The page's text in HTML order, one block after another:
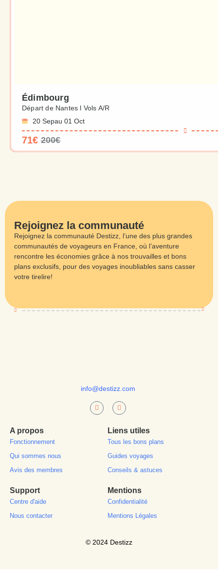
Édimbourg
Départ de Nantes l Vols A/R
20 Sepau 01 Oct
71€ 200€
Rejoignez la communauté
Rejoignez la communauté Destizz, l’une des plus grandes
communautés de voyageurs en France, où l’aventure
rencontre les économies grâce à nos trouvailles et bons
plans exclusifs, pour des voyages inoubliables sans casser
votre tirelire!
info@destizz.com
A propos
Fonctionnement
Qui sommes nous
Avis des membres
Liens utiles
Tous les bons plans
Guides voyages
Conseils & astuces
Support
Centre d'aide
Nous contacter
Mentions
Confidentialité
Mentions Légales
© 2024 Destizz